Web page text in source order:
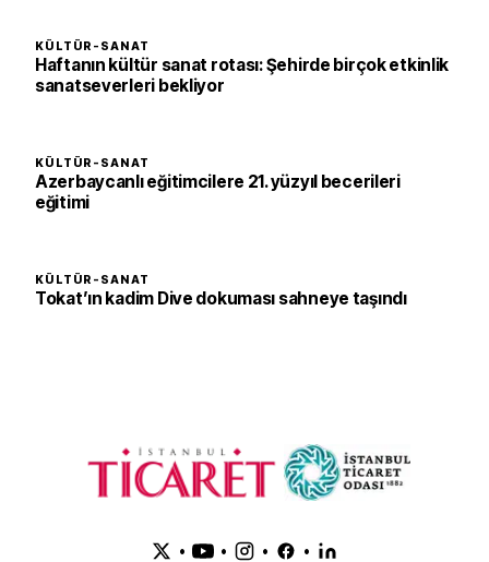
KÜLTÜR-SANAT
Haftanın kültür sanat rotası: Şehirde birçok etkinlik
sanatseverleri bekliyor
KÜLTÜR-SANAT
Azerbaycanlı eğitimcilere 21. yüzyıl becerileri
eğitimi
KÜLTÜR-SANAT
Tokat’ın kadim Dive dokuması sahneye taşındı
• • • •